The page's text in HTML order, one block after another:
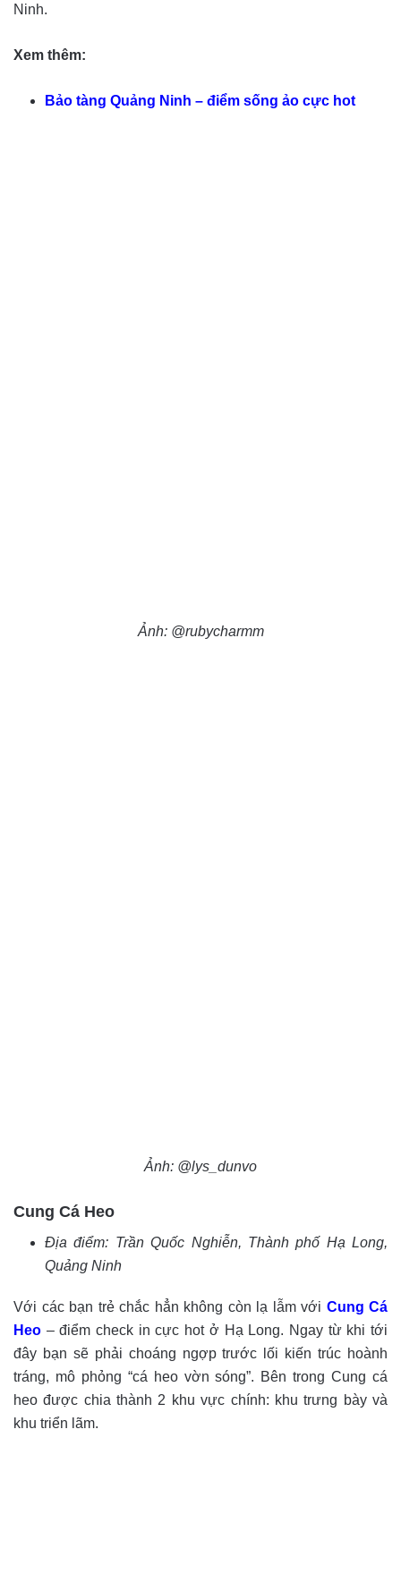
Ninh.
Xem thêm:
Bảo tàng Quảng Ninh – điểm sống ảo cực hot
Ảnh: @rubycharmm
Ảnh: @lys_dunvo
Cung Cá Heo
Địa điểm: Trần Quốc Nghiễn, Thành phố Hạ Long,
Quảng Ninh
Với các bạn trẻ chắc hẳn không còn lạ lẫm với Cung Cá
Heo – điểm check in cực hot ở Hạ Long. Ngay từ khi tới
đây bạn sẽ phải choáng ngợp trước lối kiến trúc hoành
tráng, mô phỏng “cá heo vờn sóng”. Bên trong Cung cá
heo được chia thành 2 khu vực chính: khu trưng bày và
khu triển lãm.